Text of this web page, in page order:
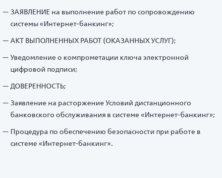
ЗАЯВЛЕНИЕ на выполнение работ по сопровождению
системы «Интернет-банкинг»;
АКТ ВЫПОЛНЕННЫХ РАБОТ (ОКАЗАННЫХ УСЛУГ);
Уведомление о компрометации ключа электронной
цифровой подписи;
ДОВЕРЕННОСТЬ;
Заявление на расторжение Условий дистанционного
банковского обслуживания в системе «Интернет-банкинг»;
Процедура по обеспечению безопасности при работе в
системе «Интернет-банкинг».